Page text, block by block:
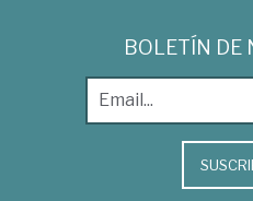
BOLETÍN DE